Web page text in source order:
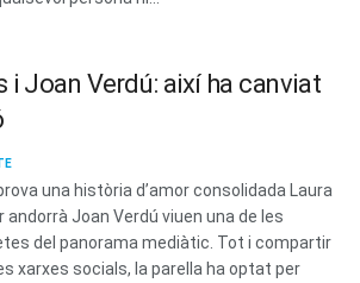
i Joan Verdú: així ha canviat
una història d’amor consolidada Laura
andorrà Joan Verdú viuen una de les
del panorama mediàtic. Tot i compartir
xarxes socials, la parella ha optat per